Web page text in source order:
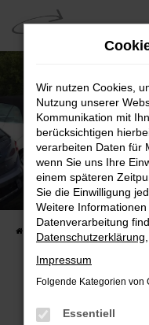
Zum
Hauptinhalt
springen
Unser
Entdecken Sie
Fahrzeugangebote
Fehler:
Wir nutzen Cookies,
Nutzung unserer
Kommunikation mit
berücksichtigen
verarbeiten Daten für
wenn Sie uns Ihre
einem späteren
Sie die Einwilligung
Weitere
Datenverarbeitung
Datenschutzerklärung
Impressum
Folgende Kategorien von
Essentiell